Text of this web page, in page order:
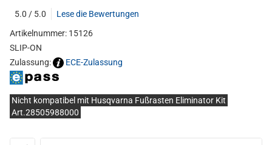
5.0 / 5.0
Lese die Bewertungen
Artikelnummer: 15126
SLIP-ON
Zulassung:
ECE-Zulassung
Nicht kompatibel mit Husqvarna Fußrasten Eliminator Kit
Art.28505988000